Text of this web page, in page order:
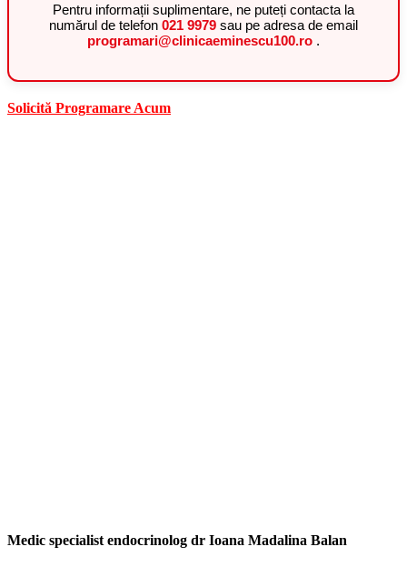
Pentru informații suplimentare, ne puteți contacta la
numărul de telefon 021 9979 sau pe adresa de email
programari@clinicaeminescu100.ro .
Solicită Programare Acum
Medic specialist endocrinolog dr Ioana Madalina Balan